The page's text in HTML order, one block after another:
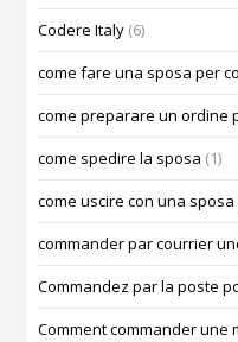
Codere Italy (6)
come fare una sposa per
come preparare un ordine
come spedire la sposa (1)
come uscire con una
commander par courrier
Commandez par la poste
Comment commander